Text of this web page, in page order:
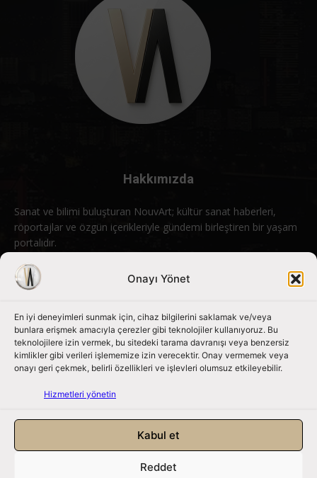
Onayı Yönet
En iyi deneyimleri sunmak için, cihaz bilgilerini saklamak ve/veya
bunlara erişmek amacıyla çerezler gibi teknolojiler kullanıyoruz. Bu
teknolojilere izin vermek, bu sitedeki tarama davranışı veya benzersiz
kimlikler gibi verileri işlememize izin verecektir. Onay vermemek veya
onayı geri çekmek, belirli özellikleri ve işlevleri olumsuz etkileyebilir.
Hizmetleri yönetin
Kabul et
Reddet
Hakkımızda
Sanat ve bilimi buluşturan NouvArt; kültür sanat haberleri,
röportajlar ve özgün içerikleriyle gündemi birleştiren bir yaşam
portalıdır.
Bizimle iletişime geçin: info@nouvart.net
Bizi Takip Edin